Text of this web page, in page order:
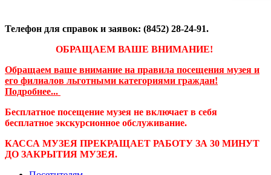
Телефон для справок и заявок: (8452) 28-24-91.
ОБРАЩАЕМ ВАШЕ ВНИМАНИЕ!
Обращаем ваше внимание на правила посещения музея и
его филиалов льготными категориями граждан!
Подробнее...
Бесплатное посещение музея не включает в себя
бесплатное экскурсионное обслуживание.
КАССА МУЗЕЯ ПРЕКРАЩАЕТ РАБОТУ ЗА 30 МИНУТ
ДО ЗАКРЫТИЯ МУЗЕЯ.